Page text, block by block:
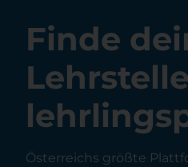
Finde
Österreichs größte